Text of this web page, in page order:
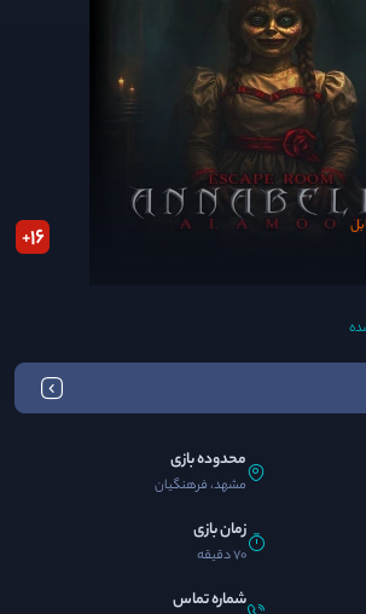
16
+
محدوده بازی
مشهد، فرهنگیان
زمان بازی
70 دقیقه
شماره تماس